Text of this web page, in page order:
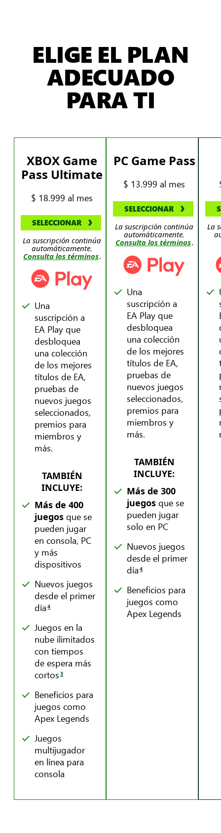
ELIGE EL PLAN
ADECUADO
PARA TI
XBOX Game
Pass Ultimate
$ 18.999 al mes
SELECCIONAR
La suscripción continúa
automáticamente.
Consulta los términos.
Una
suscripción a
EA Play que
desbloquea
una colección
de los mejores
títulos de EA,
pruebas de
nuevos juegos
seleccionados,
premios para
miembros y
más.
TAMBIÉN
INCLUYE:
Más de 400
juegos que se
pueden jugar
en consola, PC
y más
dispositivos
Nuevos juegos
desde el primer
día 4
Juegos en la
nube ilimitados
con tiempos
de espera más
cortos 3
Beneficios para
juegos como
Apex Legends
Juegos
multijugador
en línea para
consola
PC Game Pass
$ 13.999 al mes
SELECCIONAR
La suscripción continúa
automáticamente.
Consulta los términos.
Una
suscripción a
EA Play que
desbloquea
una colección
de los mejores
títulos de EA,
pruebas de
nuevos juegos
seleccionados,
premios para
miembros y
más.
TAMBIÉN
INCLUYE:
Más de 300
juegos que se
pueden jugar
solo en PC
Nuevos juegos
desde el primer
día 4
Beneficios para
juegos como
Apex Legends
La